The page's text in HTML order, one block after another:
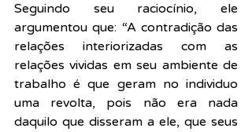
Seguindo seu raciocínio, ele
argumentou que: “A contradição das
relações interiorizadas com as
relações vividas em seu ambiente de
trabalho é que geram no individuo
uma revolta, pois não era nada
daquilo que disseram a ele, que seus